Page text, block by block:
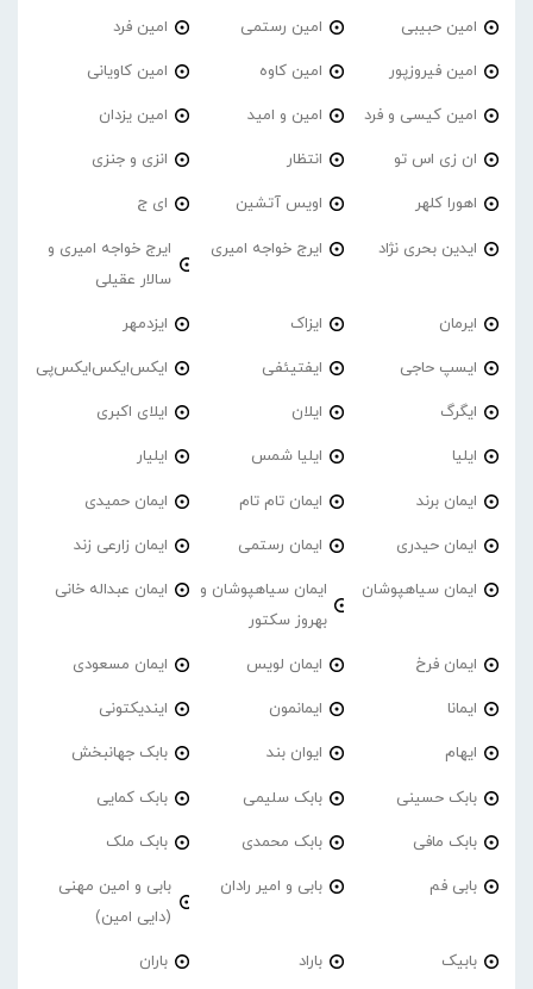
امین حبیبی امین رستمی امین فرد
امین فیروزپور امین کاوه امین کاویانی
امین کیسی و فرد امین و امید امین یزدان
ان زی اس تو انتظار انزی و جنزی
اهورا کلهر اویس آتشین ای ج
ایدین بحری نژاد ایرج خواجه امیری
ایرج خواجه امیری و
سالار عقیلی
ایرمان ایزاک ایزدمهر
ایسپ حاجی ایفتیئفی ایکس‌ایکس‌ایکس‌پی
ایگرگ ایلان ایلای اکبری
ایلیا ایلیا شمس ایلیار
ایمان برند ایمان تام تام ایمان حمیدی
ایمان حیدری ایمان رستمی ایمان زارعی زند
ایمان سیاهپوشان
ایمان سیاهپوشان و
بهروز سکتور
ایمان عبداله خانی
ایمان فرخ ایمان لویس ایمان مسعودی
ایمانا ایمانمون ایندیکتونی
ایهام ایوان بند بابک جهانبخش
بابک حسینی بابک سلیمی بابک کمایی
بابک مافی بابک محمدی بابک ملک
بابی فم بابی و امیر رادان
بابی و امین مهنی
(دایی امین)
بابیک باراد باران